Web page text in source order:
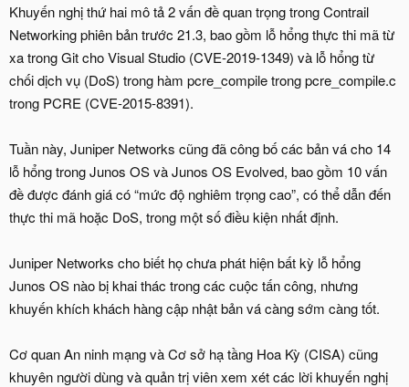
Khuyến nghị thứ hai mô tả 2 vấn đề quan trọng trong Contrail
Networking phiên bản trước 21.3, bao gồm lỗ hổng thực thi mã từ
xa trong Git cho Visual Studio (CVE-2019-1349) và lỗ hổng từ
chối dịch vụ (DoS) trong hàm pcre_compile trong pcre_compile.c
trong PCRE (CVE-2015-8391).
Tuần này, Juniper Networks cũng đã công bố các bản vá cho 14
lỗ hổng trong Junos OS và Junos OS Evolved, bao gồm 10 vấn
đề được đánh giá có “mức độ nghiêm trọng cao”, có thể dẫn đến
thực thi mã hoặc DoS, trong một số điều kiện nhất định.
Juniper Networks cho biết họ chưa phát hiện bất kỳ lỗ hổng
Junos OS nào bị khai thác trong các cuộc tấn công, nhưng
khuyến khích khách hàng cập nhật bản vá càng sớm càng tốt.
Cơ quan An ninh mạng và Cơ sở hạ tầng Hoa Kỳ (CISA) cũng
khuyên người dùng và quản trị viên xem xét các lời khuyến nghị